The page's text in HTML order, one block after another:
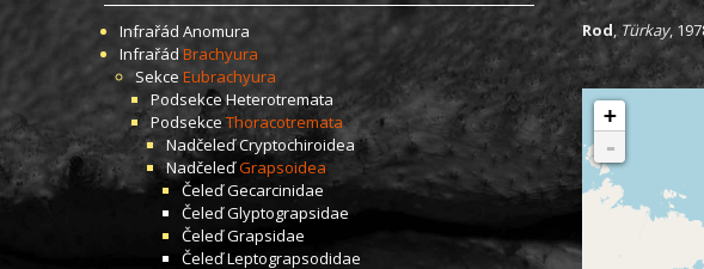
Infrařád Anomura
InfrařádBrachyura
Sekce Eubrachyura
PodsekceHeterotremata
PodsekceThoracotremata
NadčeleďCryptochiroidea
NadčeleďGrapsoidea
ČeleďGecarcinidae
ČeleďGlyptograpsidae
ČeleďGrapsidae
ČeleďLeptograpsodidae
Rod,Türkay,
+
-